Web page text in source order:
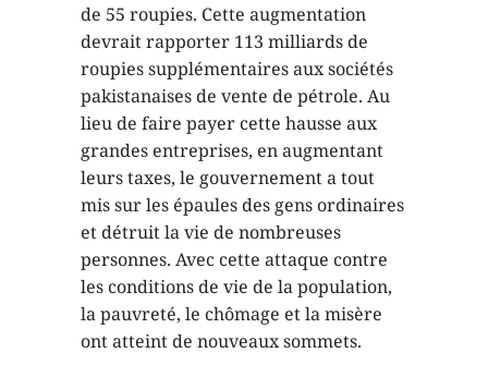
de 55 roupies. Cette augmentation
devrait rapporter 113 milliards de
roupies supplémentaires aux sociétés
pakistanaises de vente de pétrole. Au
lieu de faire payer cette hausse aux
grandes entreprises, en augmentant
leurs taxes, le gouvernement a tout
mis sur les épaules des gens ordinaires
et détruit la vie de nombreuses
personnes. Avec cette attaque contre
les conditions de vie de la population,
la pauvreté, le chômage et la misère
ont atteint de nouveaux sommets.